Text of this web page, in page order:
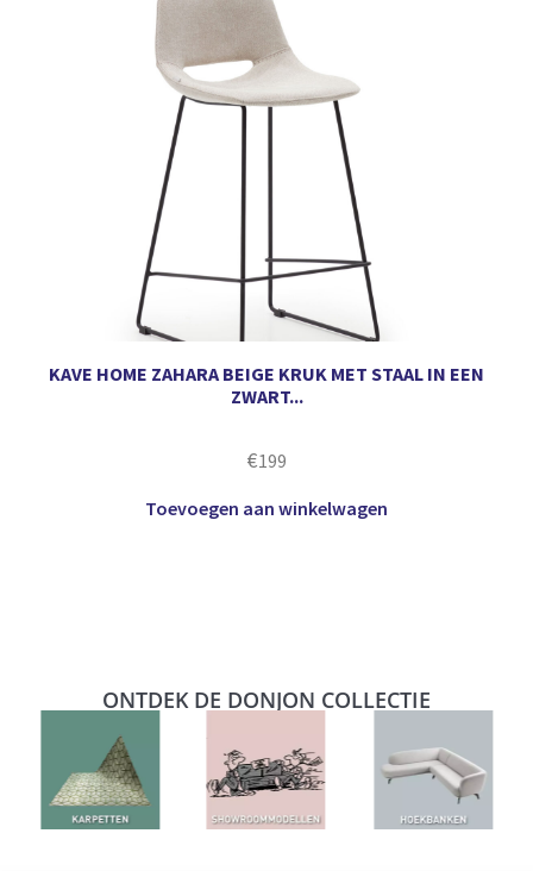
KAVE HOME ZAHARA BEIGE KRUK MET STAAL IN EEN
ZWART...
€199
Toevoegen aan winkelwagen
ONTDEK DE DONJON COLLECTIE